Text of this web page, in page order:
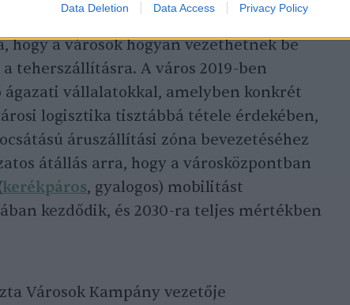
Data Deletion Data Access Privacy Policy
hogy a városok hogyan vezethetnek be
teherszállításra. A város 2019-ben
vállalatokkal, amelyben konkrét
logisztika tisztábbá tétele érdekében,
áruszállítási zóna bevezetéséhez
átállás arra, hogy a városközpontban
kerékpáros, gyalogos) mobilitást
kezdődik, és 2030-ra teljes mértékben
Városok Kampány vezetője